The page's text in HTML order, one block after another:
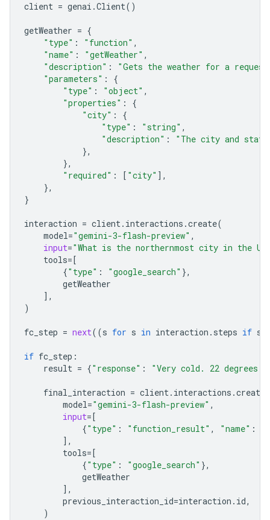
client = genai .Client()
getWeather = {
"type" : "function" ,
"name" : "getWeather" ,
"description" :
"Gets the weather for a
"parameters" :
{
"type" : "object" ,
"properties" :
{
"city" :
{
"type" : "string" ,
"description" :
"The city and
},
},
"required" : [ "city" ],
},
}
interaction = client. interactions .create(
model="gemini-3-flash-preview" ,
input="What is the northernmost city in the
tools=[
{"type" : "google_search" },
getWeather
],
)
fc_step = next((s for s in interaction . steps if s
if fc_step :
result = {"response" : "Very cold. 22 degrees
final_interaction = client. interactions .create
model="gemini-3-flash-preview" ,
input=[
{"type" : "function_result" , "name" :
],
tools=[
{"type" : "google_search" },
getWeather
],
previous_interaction_id=interaction . id,
)